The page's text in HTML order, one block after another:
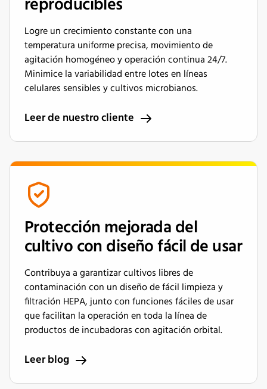
Logre un crecimiento constante con una
temperatura uniforme precisa, movimiento de
agitación homogéneo y operación continua 24/7.
Minimice la variabilidad entre lotes en líneas
celulares sensibles y cultivos microbianos.
Leer de nuestro cliente
Protección mejorada del
cultivo con diseño fácil de usar
Contribuya a garantizar cultivos libres de
contaminación con un diseño de fácil limpieza y
filtración HEPA, junto con funciones fáciles de usar
que facilitan la operación en toda la línea de
productos de incubadoras con agitación orbital.
Leer blog